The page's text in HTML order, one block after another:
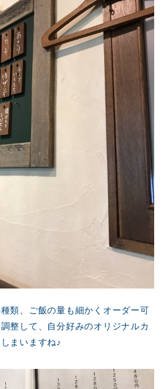
類、ご飯の量も細かくオーダー可
整して、自分好みのオリジナルカ
まいますね♪